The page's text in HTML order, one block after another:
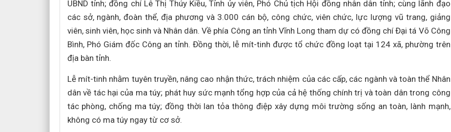
UBND tỉnh; đồng chí Lê Thị Thúy Kiều, Tỉnh ủy viên, Phó Chủ tịch Hội đồng nhân dân tỉnh; cùng lãnh đạo
các sở, ngành, đoàn thể, địa phương và 3.000 cán bộ, công chức, viên chức, lực lượng vũ trang, giảng
viên, sinh viên, học sinh và Nhân dân. Về phía Công an tỉnh Vĩnh Long tham dự có đồng chí Đại tá Võ Công
Bình, Phó Giám đốc Công an tỉnh. Đồng thời, lễ mít-tinh được tổ chức đồng loạt tại 124 xã, phường trên
địa bàn tỉnh.
Lễ mít-tinh nhằm tuyên truyền, nâng cao nhận thức, trách nhiệm của các cấp, các ngành và toàn thể Nhân
dân về tác hại của ma túy; phát huy sức mạnh tổng hợp của cả hệ thống chính trị và toàn dân trong công
tác phòng, chống ma túy; đồng thời lan tỏa thông điệp xây dựng môi trường sống an toàn, lành mạnh,
không có ma túy ngay từ cơ sở.